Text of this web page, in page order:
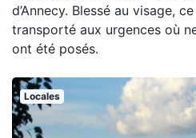
d’Annecy. Blessé au visage,
transporté aux urgences où
ont été posés.
Locales